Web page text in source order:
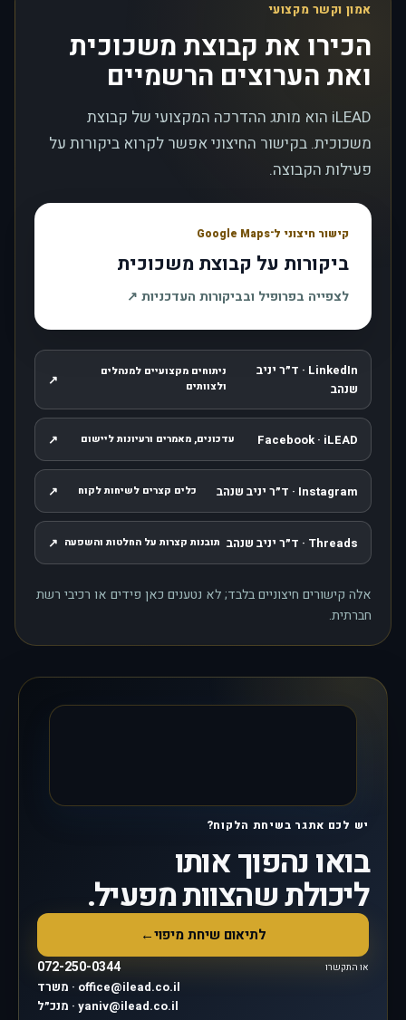
אמון וקשר מקצועי
הכירו את קבוצת משכוכית
ואת הערוצים הרשמיים
iLEAD הוא מותג ההדרכה המקצועי של קבוצת
משכוכית. בקישור החיצוני אפשר לקרוא ביקורות על
פעילות הקבוצה.
קישור חיצוני ל־Google Maps
ביקורות על קבוצת משכוכית
לצפייה בפרופיל ובביקורות העדכניות ↗
LinkedIn · ד״ר יניב
שנהב
ניתוחים מקצועיים למנהלים
ולצוותים
↗ , נפתח בחלון חדש
Facebook · iLEAD עדכונים, מאמרים ורעיונות ליישום ↗ , נפתח בחלון חדש
Instagram · ד״ר יניב שנהב כלים קצרים לשיחות לקוח ↗ , נפתח בחלון חדש
Threads · ד״ר יניב שנהב תובנות קצרות על החלטות והשפעה ↗ , נפתח בחלון חדש
אלה קישורים חיצוניים בלבד; לא נטענים כאן פידים או רכיבי רשת
חברתית.
יש לכם אתגר בשיחת הלקוח?
בואו נהפוך אותו
ליכולת שהצוות מפעיל.
לתיאום שיחת מיפוי←
או התקשרו 072-250-0344
משרד · office@ilead.co.il
מנכ״ל · yaniv@ilead.co.il